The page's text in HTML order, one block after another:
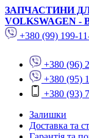
ЗАПЧАСТИНИ
VOLKSWAGEN
+380 (99) 199-
+380 (96)
+380 (95)
+380 (93)
Залишки
Доставка та